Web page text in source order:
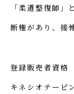
「柔道整復師
断権があり、接
登録販売者資格
キネシオテーピ